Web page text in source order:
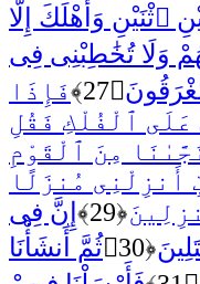
وَأَهْلَكَ إِلَّا
وَلَا تُخَٰطِبْنِى فِى
﴿27﴾
فَإِذَا
ٱلْفُلْكِ فَقُلِ
مِنَ ٱلْقَوْمِ
أَنزِلْنِى مُنزَلًا
﴿29﴾
إِنَّ فِى
﴿30﴾
ثُمَّ أَنشَأْنَا